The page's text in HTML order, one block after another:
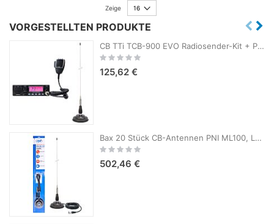
Zeige
VORGESTELLTEN PRODUKTE
CB TTi TCB-900 EVO Radiosender-Kit + PNI ML100 CB-Antenne mit Magnet
Rating:
125,62 €
Bax 20 Stück CB-Antennen PNI ML100, Länge 100 cm, 26-30 MHz, 250 W, 125 mm Magnet im Lieferumfang enthalten
Rating:
502,46 €